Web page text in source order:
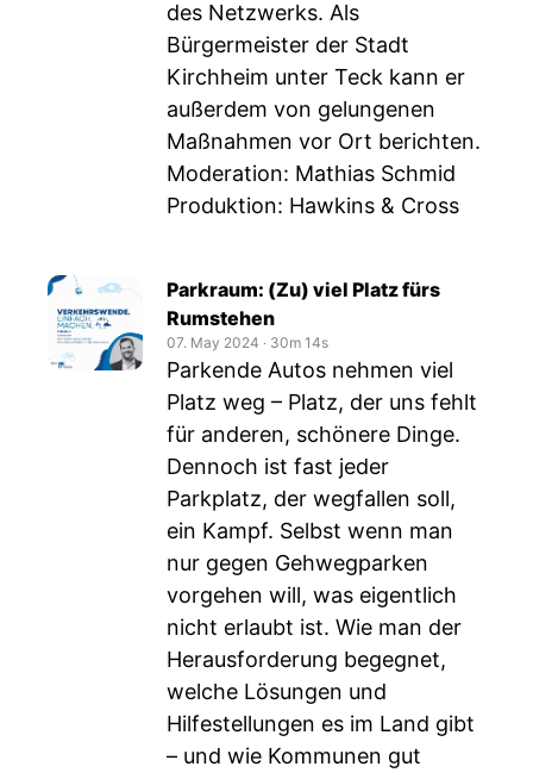
des Netzwerks. Als
Bürgermeister der Stadt
Kirchheim unter Teck kann er
außerdem von gelungenen
Maßnahmen vor Ort berichten.
Moderation: Mathias Schmid
Produktion: Hawkins & Cross
Parkraum: (Zu) viel Platz fürs
Rumstehen
07. May 2024 ‧ 30m 14s
Parkende Autos nehmen viel
Platz weg – Platz, der uns fehlt
für anderen, schönere Dinge.
Dennoch ist fast jeder
Parkplatz, der wegfallen soll,
ein Kampf. Selbst wenn man
nur gegen Gehwegparken
vorgehen will, was eigentlich
nicht erlaubt ist. Wie man der
Herausforderung begegnet,
welche Lösungen und
Hilfestellungen es im Land gibt
– und wie Kommunen gut